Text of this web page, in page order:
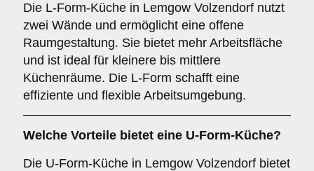
Die L-Form-Küche in Lemgow Volzendorf nutzt
zwei Wände und ermöglicht eine offene
Raumgestaltung. Sie bietet mehr Arbeitsfläche
und ist ideal für kleinere bis mittlere
Küchenräume. Die L-Form schafft eine
effiziente und flexible Arbeitsumgebung.
Welche Vorteile bietet eine U-Form-Küche?
Die U-Form-Küche in Lemgow Volzendorf bietet